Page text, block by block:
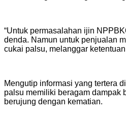
“Untuk permasalahan ijin
denda. Namun untuk penjualan
cukai palsu, melanggar
Mengutip informasi yang tertera
palsu memiliki beragam dampak
berujung dengan kematian.